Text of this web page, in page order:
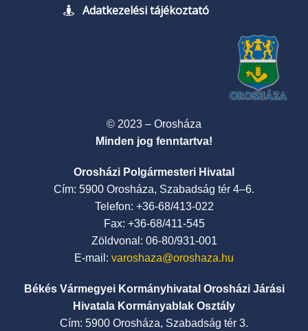
Adatkezelési tájékoztató
© 2023 – Orosháza
Minden jog fenntartva!
Orosházi Polgármesteri Hivatal
Cím: 5900 Orosháza, Szabadság tér 4–6.
Telefon: +36-68/413-022
Fax: +36-68/411-545
Zöldvonal: 06-80/931-001
E-mail: varoshaza@oroshaza.hu
Békés Vármegyei Kormányhivatal Orosházi Járási
Hivatala Kormányablak Osztály
Cím: 5900 Orosháza, Szabadság tér 3.